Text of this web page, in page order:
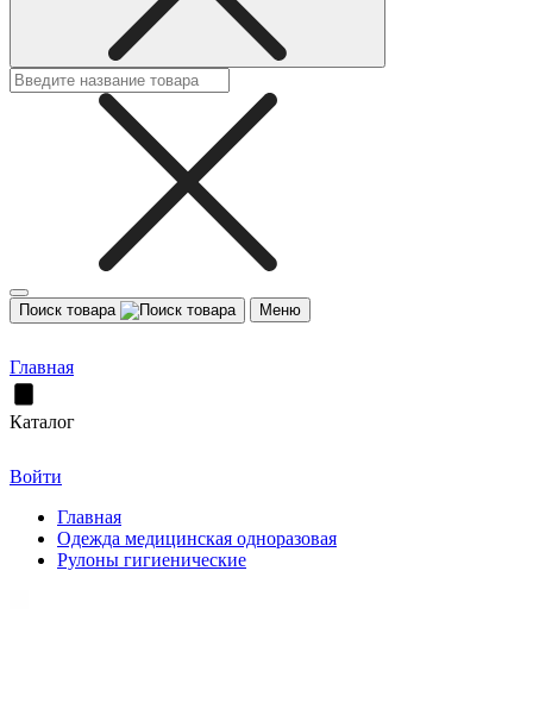
Поиск товара Меню
Главная
Каталог
Войти
Главная
Одежда медицинская одноразовая
Рулоны гигиенические